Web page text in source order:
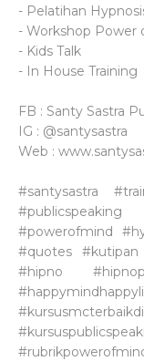
- Pelatihan
- Workshop Power
- Kids Talk
- In House Training
FB : Santy Sastra
IG : @santysastra
Web :
#santysastra
#powerofmind
#quotes #kutipan
#hipno